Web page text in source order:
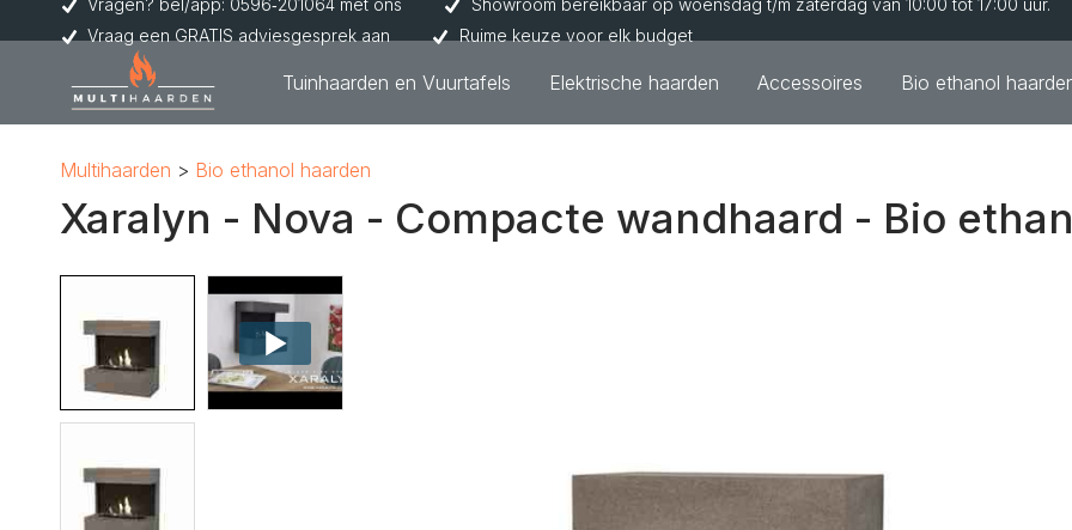
Vragen? bel/app: 0596‑201064 met ons
Showroom bereikbaar op woensdag t/m zaterdag van 10:00 tot 17:00 uur.
Vraag een GRATIS adviesgesprek aan
Ruime keuze voor elk budget
Tuinhaarden en Vuurtafels Elektrische haarden Accessoires Bio ethanol
Multihaarden Bio ethanol haarden
Xaralyn - Nova - Compacte wandhaard - Bio